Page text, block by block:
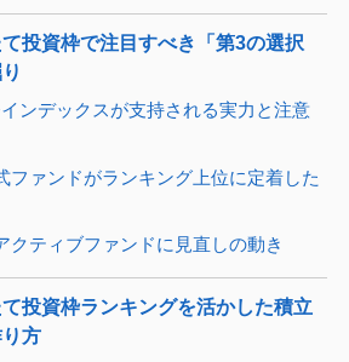
投資枠で注目すべき「第3の選択
ンデックスが支持される実力と注意
ファンドがランキング上位に定着した
クティブファンドに見直しの動き
投資枠ランキングを活かした積立
方